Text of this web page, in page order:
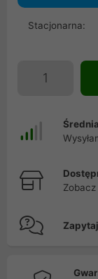
Stacjonarna: